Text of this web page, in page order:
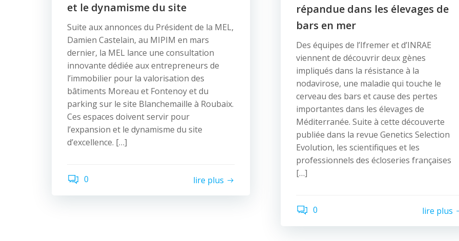
et le dynamisme du site
Suite aux annonces du Président de la MEL,
Damien Castelain, au MIPIM en mars
dernier, la MEL lance une consultation
innovante dédiée aux entrepreneurs de
l’immobilier pour la valorisation des
bâtiments Moreau et Fontenoy et du
parking sur le site Blanchemaille à Roubaix.
Ces espaces doivent servir pour
l’expansion et le dynamisme du site
d’excellence. […]
0 lire plus
répandue dans les élevages de
bars en mer
Des équipes de l’Ifremer et d’INRAE
viennent de découvrir deux gènes
impliqués dans la résistance à la
nodavirose, une maladie qui touche le
cerveau des bars et cause des pertes
importantes dans les élevages de
Méditerranée. Suite à cette découverte
publiée dans la revue Genetics Selection
Evolution, les scientifiques et les
professionnels des écloseries françaises
[…]
0 lire plus